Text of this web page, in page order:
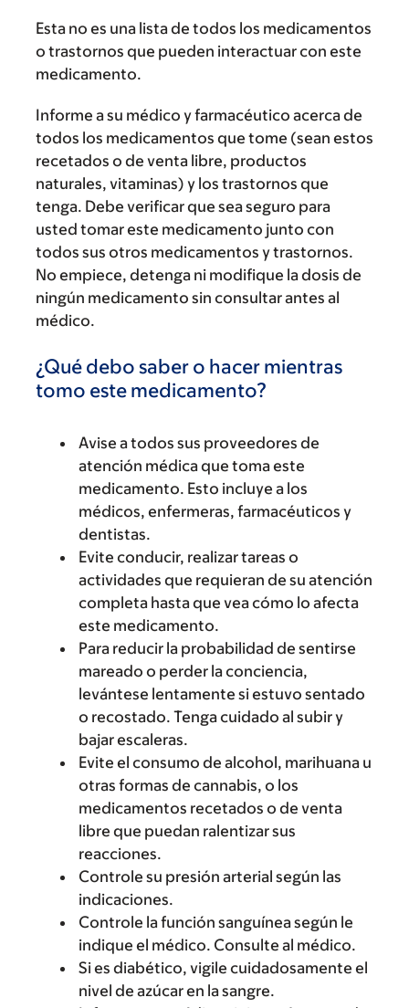
Esta no es una lista de todos los medicamentos
o trastornos que pueden interactuar con este
medicamento.
Informe a su médico y farmacéutico acerca de
todos los medicamentos que tome (sean estos
recetados o de venta libre, productos
naturales, vitaminas) y los trastornos que
tenga. Debe verificar que sea seguro para
usted tomar este medicamento junto con
todos sus otros medicamentos y trastornos.
No empiece, detenga ni modifique la dosis de
ningún medicamento sin consultar antes al
médico.
¿Qué debo saber o hacer mientras
tomo este medicamento?
Avise a todos sus proveedores de
atención médica que toma este
medicamento. Esto incluye a los
médicos, enfermeras, farmacéuticos y
dentistas.
Evite conducir, realizar tareas o
actividades que requieran de su atención
completa hasta que vea cómo lo afecta
este medicamento.
Para reducir la probabilidad de sentirse
mareado o perder la conciencia,
levántese lentamente si estuvo sentado
o recostado. Tenga cuidado al subir y
bajar escaleras.
Evite el consumo de alcohol, marihuana u
otras formas de cannabis, o los
medicamentos recetados o de venta
libre que puedan ralentizar sus
reacciones.
Controle su presión arterial según las
indicaciones.
Controle la función sanguínea según le
indique el médico. Consulte al médico.
Si es diabético, vigile cuidadosamente el
nivel de azúcar en la sangre.